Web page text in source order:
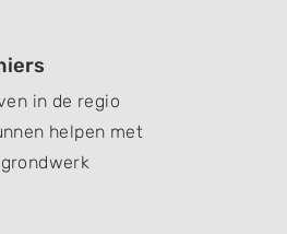
in de regio
helpen met